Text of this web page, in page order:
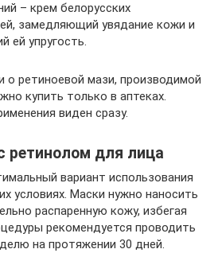
– крем белорусских
замедляющий увядание кожи и
ей упругость.
о ретиноевой мази, производимой
купить только в аптеках.
виден сразу.
ретинолом для лица
вариант использования
условиях. Маски нужно наносить
распаренную кожу, избегая
рекомендуется проводить
на протяжении 30 дней.